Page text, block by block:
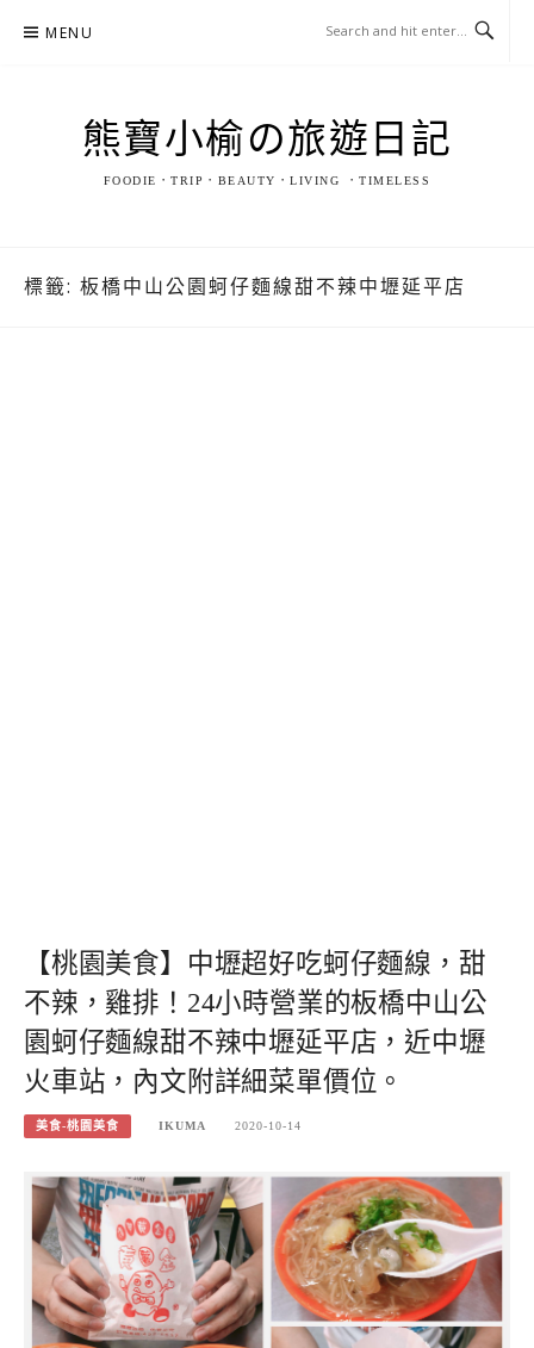
MENU
熊寶小榆の旅遊日記
FOODIE．TRIP．BEAUTY．LIVING ．TIMELESS
標籤: 板橋中山公園蚵仔麵線甜不辣中壢延平店
【桃園美食】中壢超好吃蚵仔麵線，甜
不辣，雞排！24小時營業的板橋中山公
園蚵仔麵線甜不辣中壢延平店，近中壢
火車站，內文附詳細菜單價位。
美食-桃園美食 IKUMA 2020-10-14